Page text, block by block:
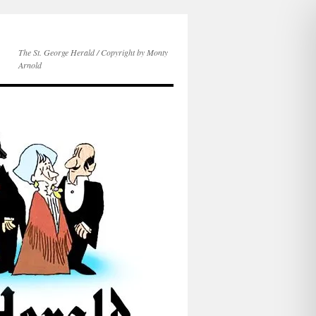
The St. George Herald / Copyright by Monty
Arnold